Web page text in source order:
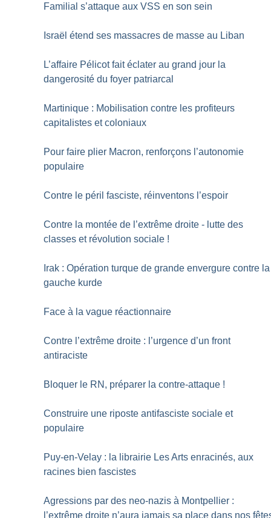
Familial s’attaque aux VSS en son sein
Israël étend ses massacres de masse au Liban
L’affaire Pélicot fait éclater au grand jour la
dangerosité du foyer patriarcal
Martinique : Mobilisation contre les profiteurs
capitalistes et coloniaux
Pour faire plier Macron, renforçons l’autonomie
populaire
Contre le péril fasciste, réinventons l’espoir
Contre la montée de l’extrême droite - lutte des
classes et révolution sociale !
Irak : Opération turque de grande envergure contre la
gauche kurde
Face à la vague réactionnaire
Contre l’extrême droite : l’urgence d’un front
antiraciste
Bloquer le RN, préparer la contre-attaque !
Construire une riposte antifasciste sociale et
populaire
Puy-en-Velay : la librairie Les Arts enracinés, aux
racines bien fascistes
Agressions par des neo-nazis à Montpellier :
l’extrême droite n’aura jamais sa place dans nos